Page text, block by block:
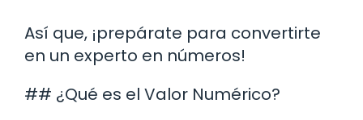
Así que, ¡prepárate para convertirte
en un experto en números!
## ¿Qué es el Valor Numérico?